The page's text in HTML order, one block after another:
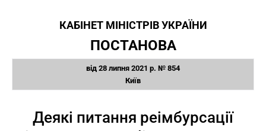
КАБІНЕТ МІНІСТРІВ УКРАЇНИ
ПОСТАНОВА
від 28 липня 2021 р. № 854
Київ
Деякі питання реімбурсації